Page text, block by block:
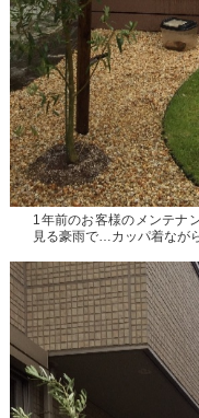
1年前のお客様のメンテナ
見る豪雨で…カッパ着なが